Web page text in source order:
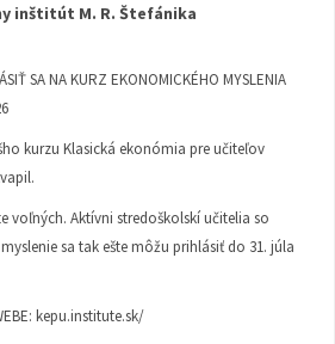
inštitút M. R. Štefánika
SA NA KURZ EKONOMICKÉHO MYSLENIA
kurzu Klasická ekonómia pre učiteľov
voľných. Aktívni stredoškolskí učitelia so
sa tak ešte môžu prihlásiť do 31. júla
kepu.institute.sk/